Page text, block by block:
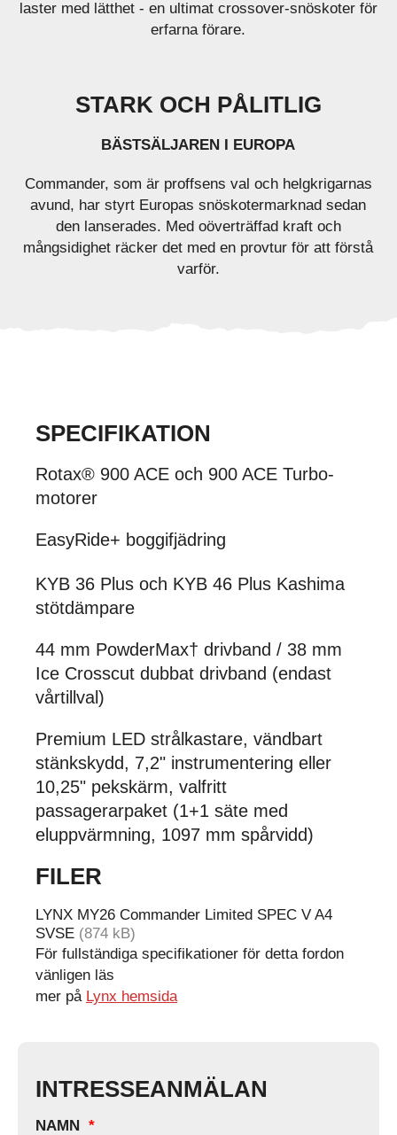
laster med lätthet - en ultimat crossover-snöskoter för
erfarna förare.
STARK OCH PÅLITLIG
BÄSTSÄLJAREN I EUROPA
Commander, som är proffsens val och helgkrigarnas
avund, har styrt Europas snöskotermarknad sedan
den lanserades. Med oöverträffad kraft och
mångsidighet räcker det med en provtur för att förstå
varför.
SPECIFIKATION
Rotax® 900 ACE och 900 ACE Turbo-
motorer
EasyRide+ boggifjädring
KYB 36 Plus och KYB 46 Plus Kashima
stötdämpare
44 mm PowderMax† drivband / 38 mm
Ice Crosscut dubbat drivband (endast
vårtillval)
Premium LED strålkastare, vändbart
stänkskydd, 7,2" instrumentering eller
10,25" pekskärm, valfritt
passagerarpaket (1+1 säte med
eluppvärmning, 1097 mm spårvidd)
FILER
LYNX MY26 Commander Limited SPEC V A4
SVSE (874 kB)
För fullständiga specifikationer för detta fordon
vänligen läs
mer på Lynx hemsida
INTRESSEANMÄLAN
NAMN *